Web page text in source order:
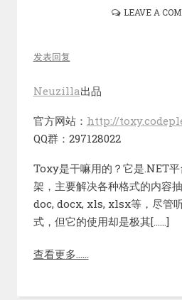
LEAVE A
发表回复
Neuzilla出品
官方网站： http://
QQ群：297128022
Toxy是干嘛用的？它是.NET
架，主要解决各种格式的内容
doc, docx, xls, xlsx等，尽管
式，但它的使用却是极其[……]
查看更多……